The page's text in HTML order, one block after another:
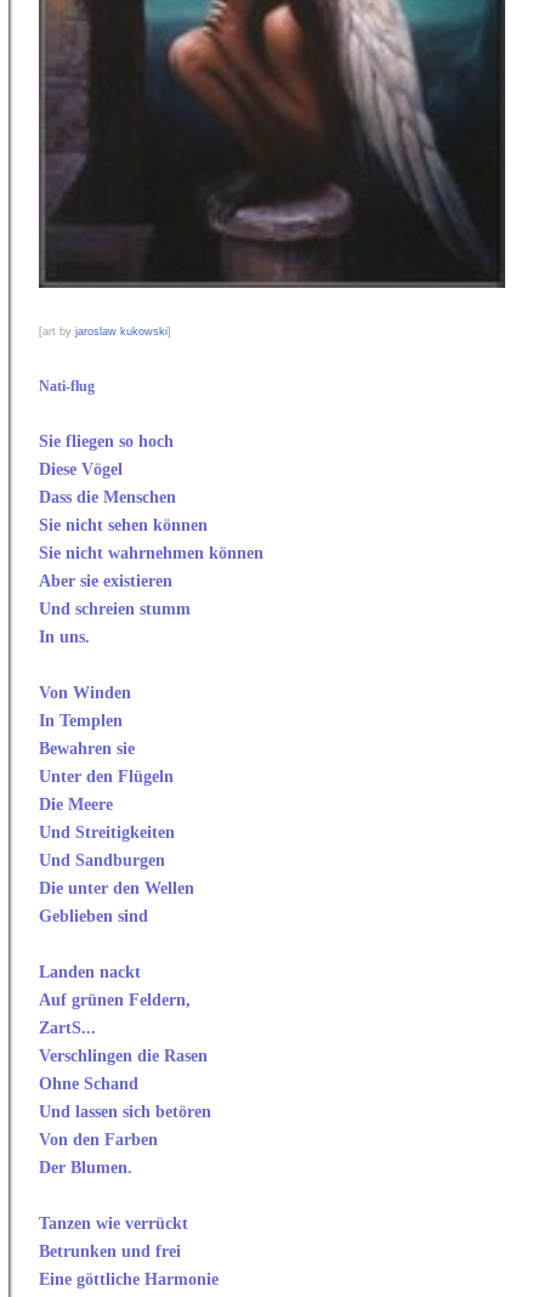
[art by jaroslaw kukowski]
Nati-flug
Sie fliegen so hoch
Diese Vögel
Dass die Menschen
Sie nicht sehen können
Sie nicht wahrnehmen können
Aber sie existieren
Und schreien stumm
In uns.
Von Winden
In Templen
Bewahren sie
Unter den Flügeln
Die Meere
Und Streitigkeiten
Und Sandburgen
Die unter den Wellen
Geblieben sind
Landen nackt
Auf grünen Feldern,
ZartS...
Verschlingen die Rasen
Ohne Schand
Und lassen sich betören
Von den Farben
Der Blumen.
Tanzen wie verrückt
Betrunken und frei
Eine göttliche Harmonie